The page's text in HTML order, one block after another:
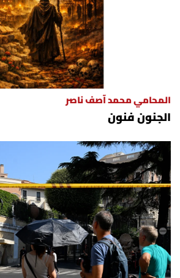
شروط الاستخدام
شروط الإشتراك
المحامي محمد آصف ناصر
الجنون فنون